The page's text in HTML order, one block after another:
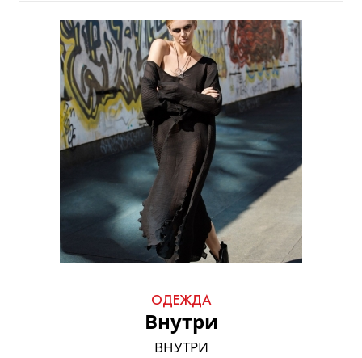
ОДЕЖДА
Внутри
ВНУТРИ